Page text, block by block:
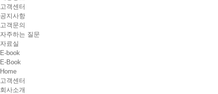
고객센터
공지사항
고객문의
자주하는 질문
자료실
E-book
E-Book
Home
고객센터
회사소개